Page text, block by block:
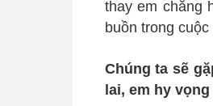
thay em chẳng
buồn trong
Chúng ta sẽ
lai, em hy